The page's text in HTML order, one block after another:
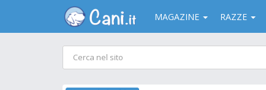
MAGAZINE RAZZE